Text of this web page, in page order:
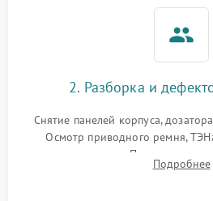
2. Разборка и
Снятие панелей корпуса,
Осмотр приводного ремня,
амортизаторов. Проверка
крестовины на износ, аПодробнее